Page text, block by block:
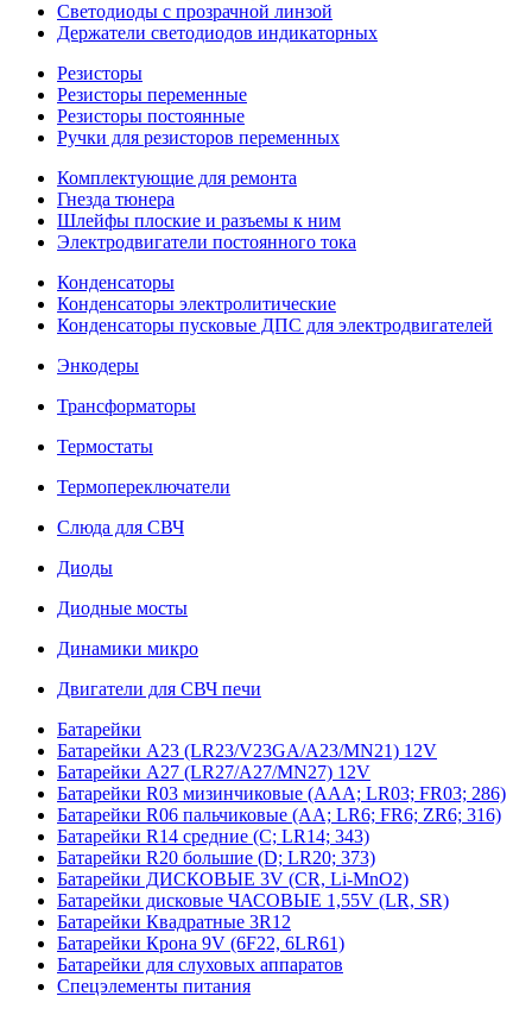
Светодиоды с прозрачной линзой
Держатели светодиодов индикаторных
Резисторы
Резисторы переменные
Резисторы постоянные
Ручки для резисторов переменных
Комплектующие для ремонта
Гнезда тюнера
Шлейфы плоские и разъемы к ним
Электродвигатели постоянного тока
Конденсаторы
Конденсаторы электролитические
Конденсаторы пусковые ДПС для электродвигателей
Энкодеры
Трансформаторы
Термостаты
Термопереключатели
Слюда для СВЧ
Диоды
Диодные мосты
Динамики микро
Двигатели для СВЧ печи
Батарейки
Батарейки A23 (LR23/V23GA/A23/MN21) 12V
Батарейки A27 (LR27/A27/MN27) 12V
Батарейки R03 мизинчиковые (AAA; LR03; FR03; 286)
Батарейки R06 пальчиковые (AA; LR6; FR6; ZR6; 316)
Батарейки R14 средние (C; LR14; 343)
Батарейки R20 большие (D; LR20; 373)
Батарейки ДИСКОВЫЕ 3V (CR, Li-MnO2)
Батарейки дисковые ЧАСОВЫЕ 1,55V (LR, SR)
Батарейки Квадратные 3R12
Батарейки Крона 9V (6F22, 6LR61)
Батарейки для слуховых аппаратов
Спецэлементы питания